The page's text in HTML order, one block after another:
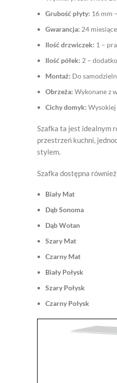
Grubość płyty: 16 mm
Gwarancja: 24
Ilość drzwiczek: 1 –
Ilość półek: 2 –
Montaż: Do
Obrzeża: Wykonane z
Cichy domyk: Wysokiej
Szafka ta jest idealnym
przestrzeń kuchni,
stylem.
Szafka dostępna
Biały Mat
Dąb Sonoma
Dąb Wotan
Szary Mat
Czarny Mat
Biały Połysk
Szary Połysk
Czarny Połysk